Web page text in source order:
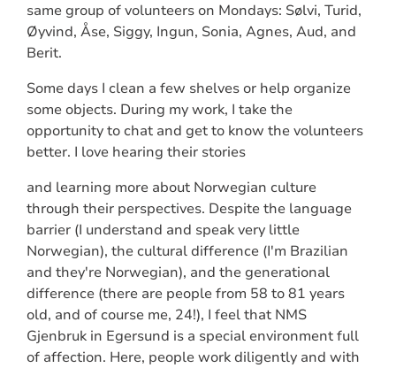
same group of volunteers on Mondays: Sølvi, Turid,
Øyvind, Åse, Siggy, Ingun, Sonia, Agnes, Aud, and
Berit.
Some days I clean a few shelves or help organize
some objects. During my work, I take the
opportunity to chat and get to know the volunteers
better. I love hearing their stories
and learning more about Norwegian culture
through their perspectives. Despite the language
barrier (I understand and speak very little
Norwegian), the cultural difference (I'm Brazilian
and they're Norwegian), and the generational
difference (there are people from 58 to 81 years
old, and of course me, 24!), I feel that NMS
Gjenbruk in Egersund is a special environment full
of affection. Here, people work diligently and with